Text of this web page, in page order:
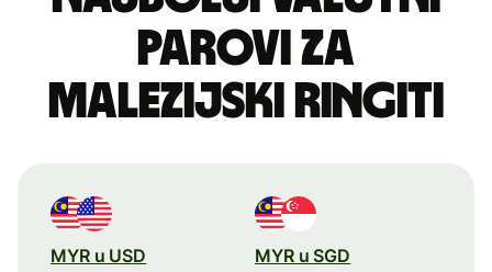
parovi za
malezijski ringiti
MYR u USD MYR u SGD